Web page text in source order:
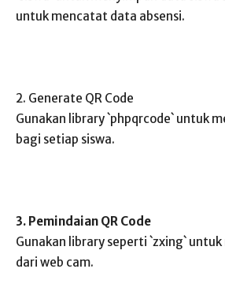
untuk mencatat data absensi.
2. Generate QR Code
Gunakan library `phpqrcode` untuk
bagi setiap siswa.
3. Pemindaian QR Code
Gunakan library seperti `zxing` untuk
dari web cam.